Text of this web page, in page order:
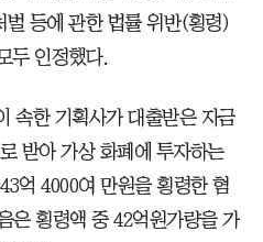
등에 관한 법률 위반(횡령)
두 인정했다.
속한 기획사가 대출받은 자금
받아 가상 화폐에 투자하는
억 4000여 만원을 횡령한 혐
은 횡령액 중 42억원가량을 가